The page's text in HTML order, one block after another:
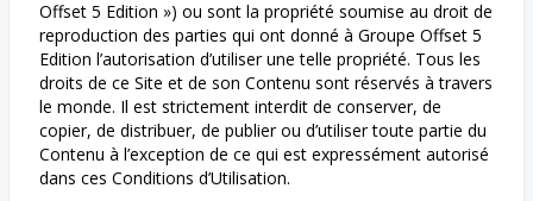
Offset 5 Edition ») ou sont la propriété soumise au droit de
reproduction des parties qui ont donné à Groupe Offset 5
Edition l’autorisation d’utiliser une telle propriété. Tous les
droits de ce Site et de son Contenu sont réservés à travers
le monde. Il est strictement interdit de conserver, de
copier, de distribuer, de publier ou d’utiliser toute partie du
Contenu à l’exception de ce qui est expressément autorisé
dans ces Conditions d’Utilisation.